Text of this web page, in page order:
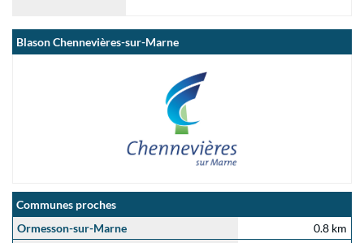
Blason Chennevières-sur-Marne
Communes proches
Ormesson-sur-Marne
0.8 km